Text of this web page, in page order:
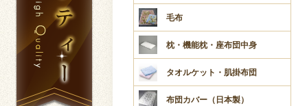
毛布
枕・機能枕・座布団中身
タオルケット・肌掛布団
布団カバー（日本製）